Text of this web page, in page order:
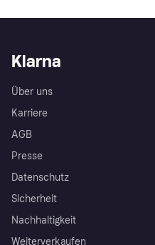
Klarna
Über uns
Karriere
AGB
Presse
Datenschutz
Sicherheit
Nachhaltigkeit
Weiterverkaufen